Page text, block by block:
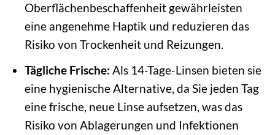
Oberflächenbeschaffenheit gewährleisten
eine angenehme Haptik und reduzieren das
Risiko von Trockenheit und Reizungen.
Tägliche Frische: Als 14-Tage-Linsen bieten sie
eine hygienische Alternative, da Sie jeden Tag
eine frische, neue Linse aufsetzen, was das
Risiko von Ablagerungen und Infektionen